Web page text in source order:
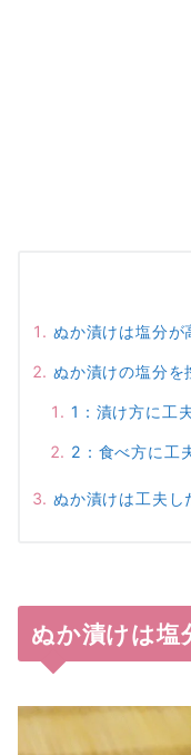
ぬか漬けは塩分が
ぬか漬けの塩分を
1：漬け方に工
2：食べ方に工
ぬか漬けは工夫し
ぬか漬けは塩